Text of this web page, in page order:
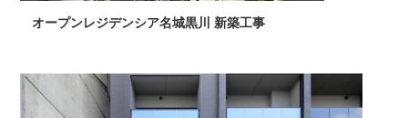
オープンレジデンシア名城黒川 新築工事